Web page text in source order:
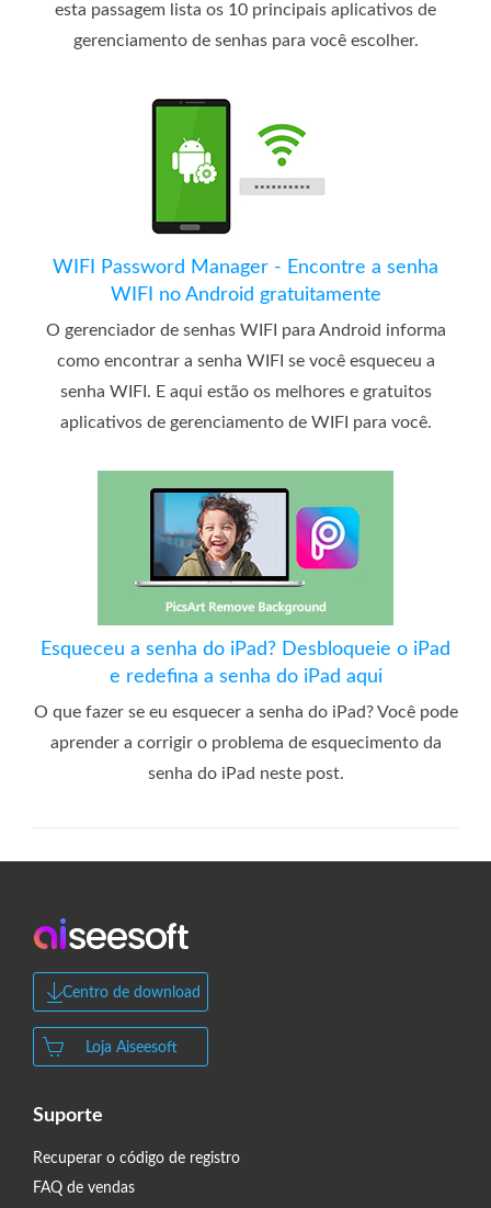
esta passagem lista os 10 principais aplicativos de
gerenciamento de senhas para você escolher.
WIFI Password Manager - Encontre a senha
WIFI no Android gratuitamente
O gerenciador de senhas WIFI para Android informa
como encontrar a senha WIFI se você esqueceu a
senha WIFI. E aqui estão os melhores e gratuitos
aplicativos de gerenciamento de WIFI para você.
Esqueceu a senha do iPad? Desbloqueie o iPad
e redefina a senha do iPad aqui
O que fazer se eu esquecer a senha do iPad? Você pode
aprender a corrigir o problema de esquecimento da
senha do iPad neste post.
Centro de download
Loja Aiseesoft
Suporte
Recuperar o código de registro
FAQ de vendas